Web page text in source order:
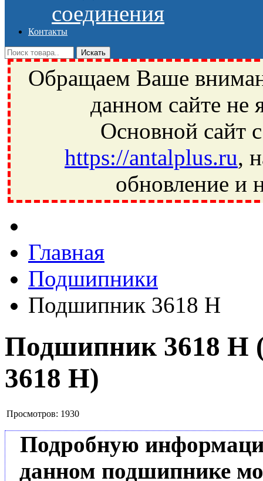
соединения
Контакты
Обращаем Ваше
данном сайте не
Основной сайт
https://antalplus.ru,
обновление и
Ивантеевка, подшипники, пневматика, метизы, техника,
Главная
Подшипники
Подшипник 3618 Н
Подшипник 3618 Н
3618 Н)
Просмотров: 1930
Подробную
данном подшипнике